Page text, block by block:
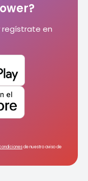
regístrate en
de nuestro aviso de